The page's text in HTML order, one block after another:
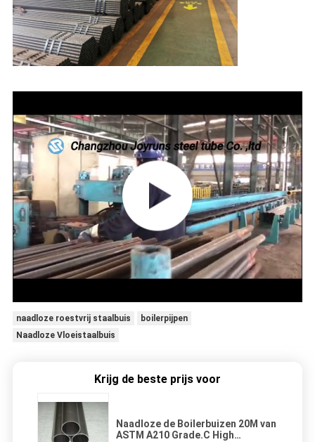
naadloze roestvrij staalbuis
boilerpijpen
Naadloze Vloeistaalbuis
Krijg de beste prijs voor
Naadloze de Boilerbuizen 20M van
ASTM A210 Grade.C High